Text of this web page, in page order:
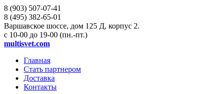
8 (903) 507-07-41
8 (495) 382-65-01
Варшавское шоссе, дом 125 Д, корпус 2.
с 10-00 до 19-00 (пн.-пт.)
multisvet.com
Главная
Стать партнером
Доставка
Контакты